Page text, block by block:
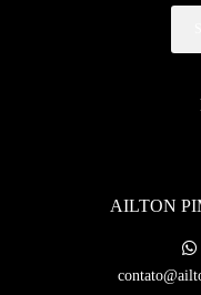
AILTON